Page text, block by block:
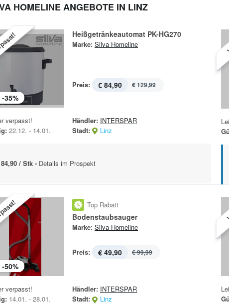
HOMELINE ANGEBOTE IN LINZ
-35%
Heißgetränkeautomat PK-HG270
Marke: Silva Homeline
Preis: € 84,90 € 129,99
verpasst!
22.12. - 14.01.
Händler: INTERSPAR
Stadt:
Linz
/ Stk - Details im Prospekt
-50%
Top Rabatt
Bodenstaubsauger
Marke: Silva Homeline
Preis: € 49,90 € 99,99
verpasst!
14.01. - 28.01.
Händler: INTERSPAR
Stadt:
Linz